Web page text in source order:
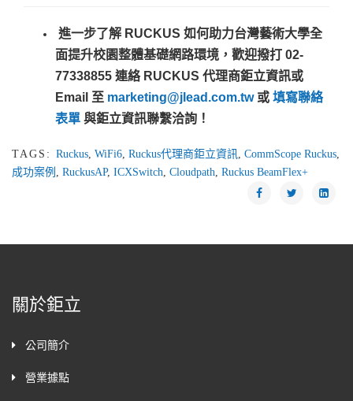
進一步了解 RUCKUS 如何助力台灣藝術大學全
面提升校園整體基礎網路環境 ， 歡迎撥打 02-
77338855 連絡 RUCKUS 代理商鉅立資訊或
Email 至 marketing@jlead.com.tw或 填寫聯絡
表單 與鉅立資訊聯繫洽詢！
TAGS: Ruckus, WiFi6, Ruckus代理商鉅立資訊, CommScope Ruckus,
成功案例 , RuckusAP, ICXSwitch, Cloudpath, Ruckus BeamFlex+
關於鉅立
公司簡介
營業據點